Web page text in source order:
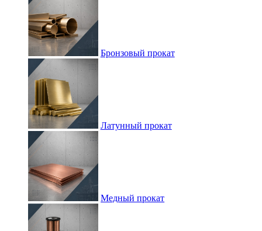
Бронзовый прокат
Латунный прокат
Медный прокат